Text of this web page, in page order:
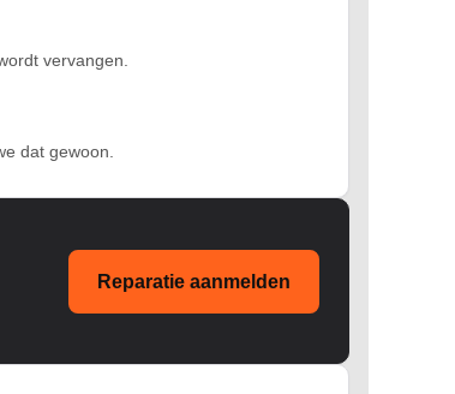
vervangen.
dat gewoon.
Reparatie aanmelden